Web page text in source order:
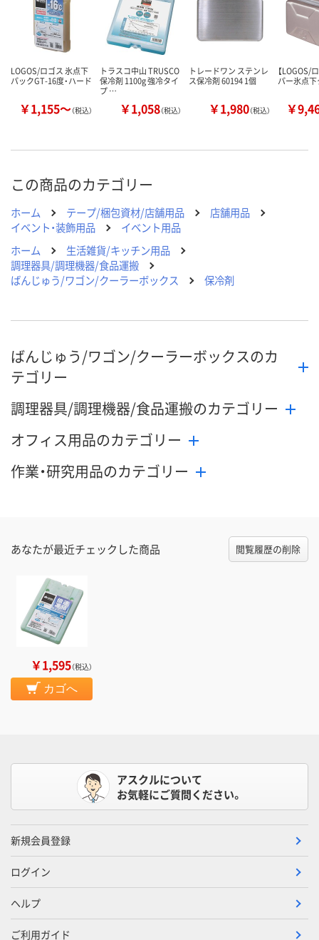
LOGOS/ロゴス 氷点下
パックGT-16度・ハード
￥1,155～（税込）
トラスコ中山 TRUSCO
保冷剤 1100g 強冷タイ
プ …
￥1,058（税込）
トレードワン ステンレ
ス保冷剤 60194 1個
￥1,980（税込）
【LOGOS/
パー氷点
￥
この商品のカテゴリー
ホーム テープ/梱包資材/店舗用品
店舗用品
イベント・装飾用品
イベント用品
ホーム
生活雑貨/キッチン用品
調理器具/調理機器/食品運搬
ばんじゅう/ワゴン/クーラーボックス
保冷剤
ばんじゅう/ワゴン/クーラーボックスのカ
テゴリー
調理器具/調理機器/食品運搬のカテゴリー
オフィス用品のカテゴリー
作業・研究用品のカテゴリー
あなたが最近チェックした商品 閲覧履歴の削除
￥1,595（税込）
カゴへ
アスクルについて
お気軽にご質問ください。
新規会員登録
ログイン
ヘルプ
ご利用ガイド